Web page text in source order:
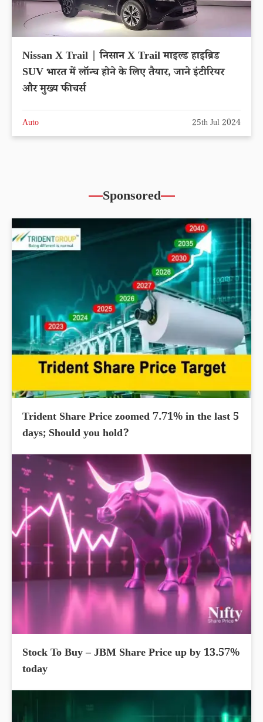
Nissan X Trail | निसान X Trail माइल्ड हाइब्रिड
SUV भारत में लॉन्च होने के लिए तैयार, जाने इंटीरियर
और मुख्य फीचर्स
Auto 25th Jul 2024
Sponsored
Trident Share Price zoomed 7.71% in the last 5
days; Should you hold?
Stock To Buy – JBM Share Price up by 13.57%
today